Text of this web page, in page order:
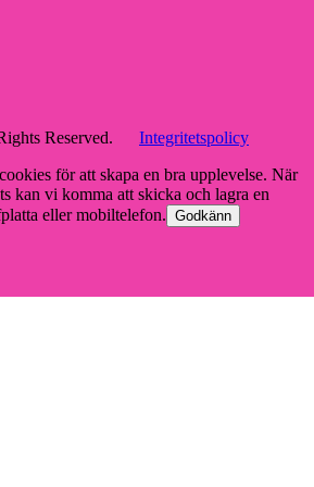
Reserved. Integritetspolicy
för att skapa en bra upplevelse. När
kan vi komma att skicka och lagra en
eller mobiltelefon. Godkänn